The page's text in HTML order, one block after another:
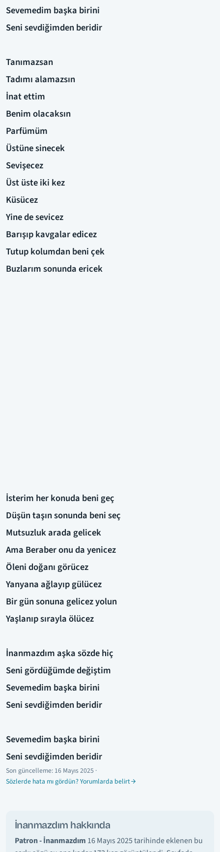
Sevemedim başka birini
Seni sevdiğimden beridir
Tanımazsan
Tadımı alamazsın
İnat ettim
Benim olacaksın
Parfümüm
Üstüne sinecek
Sevişecez
Üst üste iki kez
Küsücez
Yine de sevicez
Barışıp kavgalar edicez
Tutup kolumdan beni çek
Buzlarım sonunda ericek
İsterim her konuda beni geç
Düşün taşın sonunda beni seç
Mutsuzluk arada gelicek
Ama Beraber onu da yenicez
Öleni doğanı görücez
Yanyana ağlayıp gülücez
Bir gün sonuna gelicez yolun
Yaşlanıp sırayla ölücez
İnanmazdım aşka sözde hiç
Seni gördüğümde değiştim
Sevemedim başka birini
Seni sevdiğimden beridir
Sevemedim başka birini
Seni sevdiğimden beridir
Son güncelleme: 16 Mayıs 2025 ·
Sözlerde hata mı gördün? Yorumlarda belirt
İnanmazdım hakkında
Patron - İnanmazdım 16 Mayıs 2025 tarihinde eklenen bu